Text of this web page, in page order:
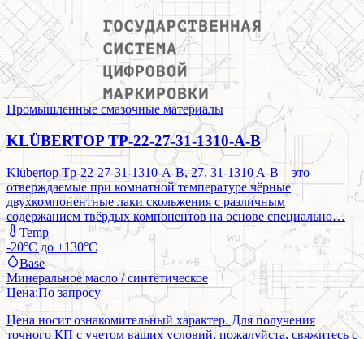
Промышленные смазочные материалы
KLÜBERTOP TP-22-27-31-1310-A-B
Klübertop Tp-22-27-31-1310-A-B, 27, 31-1310 A-B – это
отверждаемые при комнатной температуре чёрные
двухкомпонентные лаки скольжения с различным
содержанием твёрдых компонентов на основе специально…
Temp
-20°C до +130°C
Base
Минеральное масло / синтетическое
Цена:По запросу
Цена носит ознакомительный характер. Для получения
точного КП с учетом ваших условий, пожалуйста, свяжитесь с